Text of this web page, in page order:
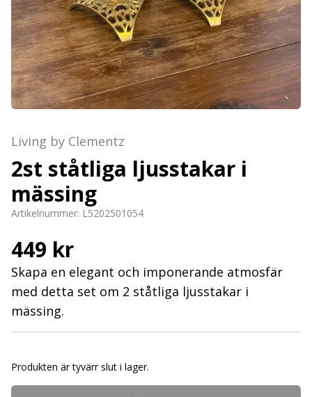
Living by Clementz
2st ståtliga ljusstakar i
mässing
Artikelnummer: L5202501054
449 kr
Skapa en elegant och imponerande atmosfär
med detta set om 2 ståtliga ljusstakar i
mässing.
Produkten är tyvärr slut i lager.